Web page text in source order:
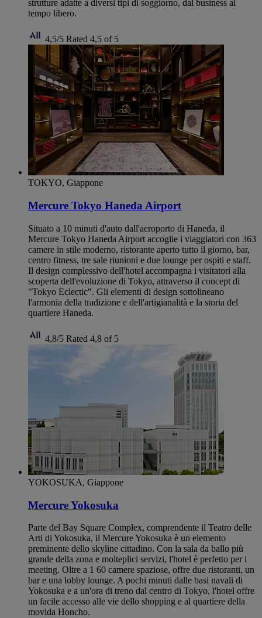
strutture adatte a diversi tipi di soggiorno, dal business al
tempo libero.
4,5/5 Rated 4,5 of 5
TOKYO, Giappone
Mercure Tokyo Haneda Airport
Situato a 10 minuti d'auto dall'aeroporto di Haneda, il
Mercure Tokyo Haneda Airport accoglie i viaggiatori con 363
camere in stile moderno, ristorante aperto tutto il giorno, bar,
centro fitness, tre sale riunioni e due lounge per ospiti e staff.
Il design complessivo dell'hotel accompagna i visitatori alla
scoperta dell'evoluzione di Tokyo, attraverso il concept di
"Tokyo Eclectic". Gli elementi di design sottolineano
l'armonia della tradizione e dell'artigianalità e la storia del
quartiere Haneda.
4,8/5 Rated 4,8 of 5
YOKOSUKA, Giappone
Mercure Yokosuka
Parte del Bay Square Complex, comprendente il Teatro delle
Arti di Yokosuka, il Mercure Yokosuka è un elemento
preminente dello skyline cittadino. Con la sala da ballo più
grande della zona e molteplici servizi, l'hotel è perfetto per i
meeting. Oltre a 1 60 camere spaziose, offre due ristoranti, un
bar e una lobby lounge. A pochi minuti dalle basi navali di
Yokosuka e a un'ora di treno dal centro di Tokyo, l'hotel offre
un facile accesso alle vie dello shopping e al quartiere della
movida Honcho.